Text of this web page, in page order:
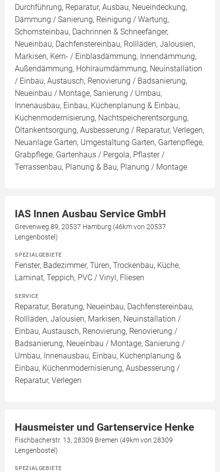
Durchführung, Reparatur, Ausbau, Neueindeckung,
Dämmung / Sanierung, Reinigung / Wartung,
Schornsteinbau, Dachrinnen & Schneefänger,
Neueinbau, Dachfenstereinbau, Rollläden, Jalousien,
Markisen, Kern- / Einblasdämmung, Innendämmung,
Außendämmung, Hohlraumdämmung, Neuinstallation
/ Einbau, Austausch, Renovierung / Badsanierung,
Neueinbau / Montage, Sanierung / Umbau,
Innenausbau, Einbau, Küchenplanung & Einbau,
Küchenmodernisierung, Nachtspeicherentsorgung,
Öltankentsorgung, Ausbesserung / Reparatur, Verlegen,
Neuanlage Garten, Umgestaltung Garten, Gartenpflege,
Grabpflege, Gartenhaus / Pergola, Pflaster /
Terrassenbau, Planung & Bau, Planung / Montage
IAS Innen Ausbau Service GmbH
Grevenweg 89, 20537 Hamburg (46km von 20537
Lengenbostel)
SPEZIALGEBIETE
Fenster, Badezimmer, Türen, Trockenbau, Küche,
Laminat, Teppich, PVC / Vinyl, Fliesen
SERVICE
Reparatur, Beratung, Neueinbau, Dachfenstereinbau,
Rollläden, Jalousien, Markisen, Neuinstallation /
Einbau, Austausch, Renovierung, Renovierung /
Badsanierung, Neueinbau / Montage, Sanierung /
Umbau, Innenausbau, Einbau, Küchenplanung &
Einbau, Küchenmodernisierung, Ausbesserung /
Reparatur, Verlegen
Hausmeister und Gartenservice Henke
Fischbacherstr. 13, 28309 Bremen (49km von 28309
Lengenbostel)
SPEZIALGEBIETE